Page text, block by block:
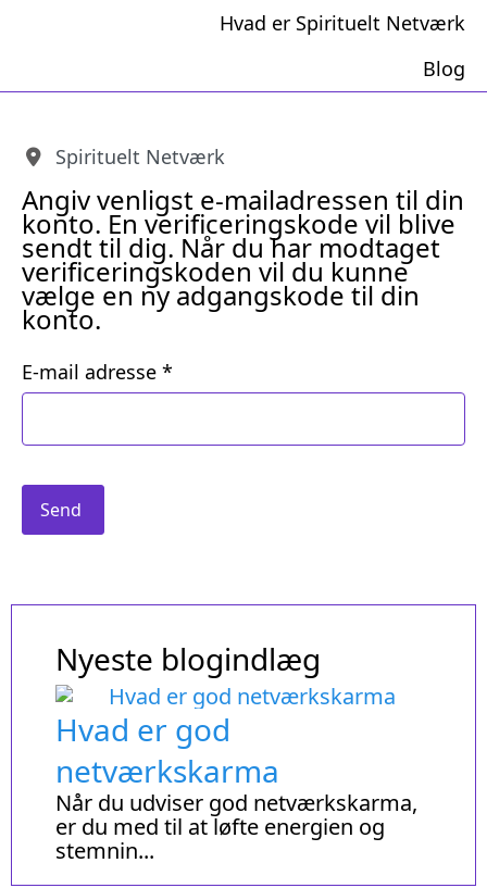
Hvad er Spirituelt Netværk
Blog
Spirituelt Netværk
Angiv venligst e-mailadressen til din
konto. En verificeringskode vil blive
sendt til dig. Når du har modtaget
verificeringskoden vil du kunne
vælge en ny adgangskode til din
konto.
E-mail adresse *
Send
Nyeste blogindlæg
Hvad er god
netværkskarma
Når du udviser god netværkskarma,
er du med til at løfte energien og
stemnin...